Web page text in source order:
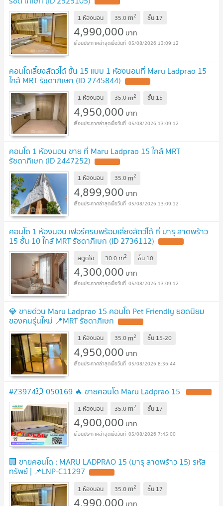
1 ห้องนอน 35.0 m2 ชั้น 17
4,990,000 บาท
05/08/2026 13:09:12
คอนโดเลี้ยงสัตว์ได้ ชั้น 15 แบบ 1 ห้องนอนที่ Maru Ladprao 15
ใกล้ MRT รัชดาภิเษก (ID 2745844)
1 ห้องนอน 35.0 m2 ชั้น 15
4,950,000 บาท
05/08/2026 13:09:12
คอนโด 1 ห้องนอน ขาย ที่ Maru Ladprao 15 ใกล้ MRT
รัชดาภิเษก (ID 2447252)
1 ห้องนอน 35.0 m2
4,899,900 บาท
05/08/2026 13:09:12
คอนโด 1 ห้องนอน เฟอร์ครบพร้อมเลี้ยงสัตว์ได้ ที่ มารุ ลาดพร้าว
15 ชั้น 10 ใกล้ MRT รัชดาภิเษก (ID 2736112)
สตูดิโอ 30.0 m2 ชั้น 10
4,300,000 บาท
05/08/2026 13:09:12
💎 ขายด่วน Maru Ladprao 15 คอนโด Pet Friendly ยอดนิยม
ของคนรุ่นใหม่ 📍MRT รัชดาภิเษก
1 ห้องนอน 35.0 m2 ชั้น 15-20
4,950,000 บาท
05/08/2026 8:36:44
#Z3974💥 050169 🔥 ขายคอนโด Maru Ladprao 15
1 ห้องนอน 35.0 m2 ชั้น 17
4,900,000 บาท
05/08/2026 7:45:00
🏢 ขายคอนโด : MARU LADPRAO 15 (มารุ ลาดพร้าว 15) รหัส
ทรัพย์ | 📌LNP-C11297
1 ห้องนอน 35.0 m2 ชั้น 17